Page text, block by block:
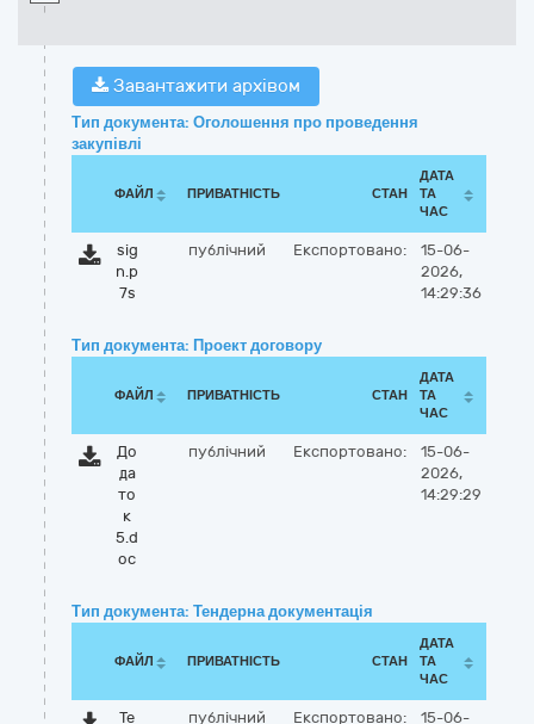
Завантажити архівом
Тип документа: Оголошення про проведення
закупівлі
ФАЙЛ ПРИВАТНІСТЬ СТАН
ДАТА
ТА
ЧАС
sig
n.p
7s
публічний Експортовано:
15-06-
2026,
14:29:36
Тип документа: Проект договору
ФАЙЛ ПРИВАТНІСТЬ СТАН
ДАТА
ТА
ЧАС
До
да
то
к
5.d
oc
публічний Експортовано:
15-06-
2026,
14:29:29
Тип документа: Тендерна документація
ФАЙЛ ПРИВАТНІСТЬ СТАН
ДАТА
ТА
ЧАС
Те
публічний Експортовано:
15-06-